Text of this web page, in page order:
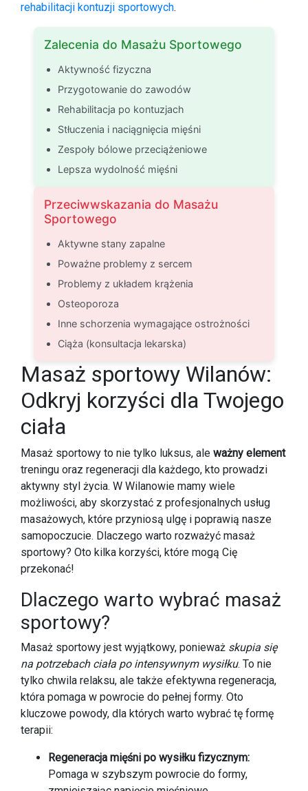
rehabilitacji kontuzji sportowych.
Zalecenia do Masażu Sportowego
Aktywność fizyczna
Przygotowanie do zawodów
Rehabilitacja po kontuzjach
Stłuczenia i naciągnięcia mięśni
Zespoły bólowe przeciążeniowe
Lepsza wydolność mięśni
Przeciwwskazania do Masażu
Sportowego
Aktywne stany zapalne
Poważne problemy z sercem
Problemy z układem krążenia
Osteoporoza
Inne schorzenia wymagające ostrożności
Ciąża (konsultacja lekarska)
Masaż sportowy Wilanów:
Odkryj korzyści dla Twojego
ciała
Masaż sportowy to nie tylko luksus, ale ważny element
treningu oraz regeneracji dla każdego, kto prowadzi
aktywny styl życia. W Wilanowie mamy wiele
możliwości, aby skorzystać z profesjonalnych usług
masażowych, które przyniosą ulgę i poprawią nasze
samopoczucie. Dlaczego warto rozważyć masaż
sportowy? Oto kilka korzyści, które mogą Cię
przekonać!
Dlaczego warto wybrać masaż
sportowy?
Masaż sportowy jest wyjątkowy, ponieważ skupia się
na potrzebach ciała po intensywnym wysiłku. To nie
tylko chwila relaksu, ale także efektywna regeneracja,
która pomaga w powrocie do pełnej formy. Oto
kluczowe powody, dla których warto wybrać tę formę
terapii:
Regeneracja mięśni po wysiłku fizycznym:
Pomaga w szybszym powrocie do formy,